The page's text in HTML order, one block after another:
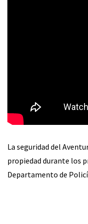
La seguridad del
propiedad durante los
Departamento de